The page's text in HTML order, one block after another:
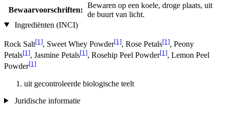
Bewaarvoorschriften:
Bewaren op een koele, droge plaats, uit
de buurt van licht.
Ingrediënten (INCI)
Rock Salt[1], Sweet Whey Powder[1], Rose Petals[1], Peony
Petals[1], Jasmine Petals[1], Rosehip Peel Powder[1], Lemon Peel
Powder[1]
uit gecontroleerde biologische teelt
Juridische informatie